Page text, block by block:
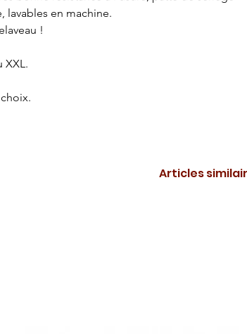
lavables en machine.
!
XXL.
Articles